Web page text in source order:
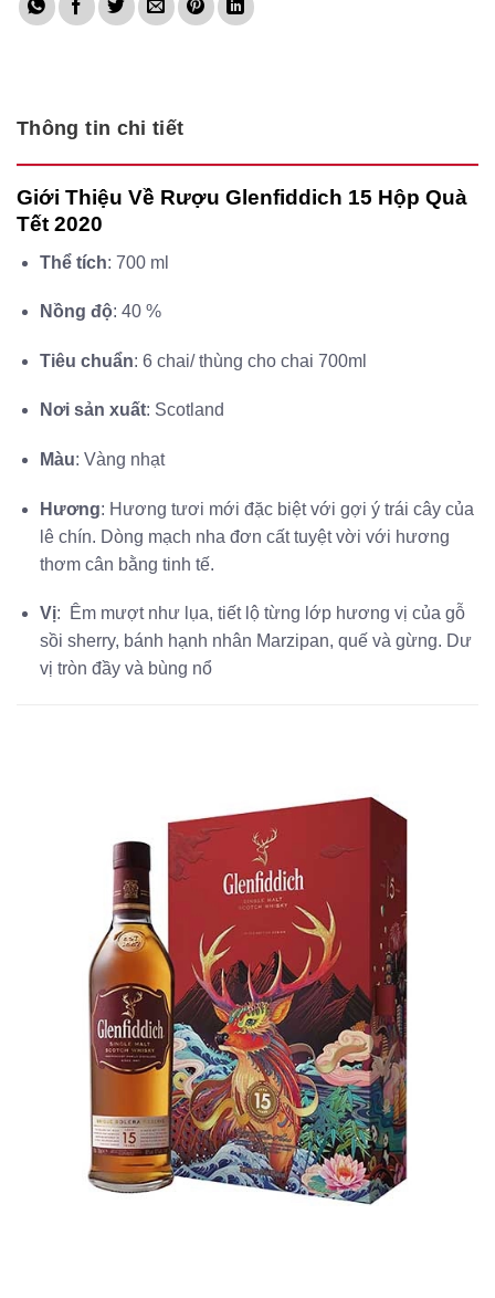
Thông tin chi tiết
Giới Thiệu Về Rượu Glenfiddich 15 Hộp Quà
Tết 2020
Thể tích: 700 ml
Nồng độ: 40 %
Tiêu chuẩn: 6 chai/ thùng cho chai 700ml
Nơi sản xuất: Scotland
Màu: Vàng nhạt
Hương: Hương tươi mới đặc biệt với gợi ý trái cây của
lê chín. Dòng mạch nha đơn cất tuyệt vời với hương
thơm cân bằng tinh tế.
Vị: Êm mượt như lụa, tiết lộ từng lớp hương vị của gỗ
sồi sherry, bánh hạnh nhân Marzipan, quế và gừng. Dư
vị tròn đầy và bùng nổ